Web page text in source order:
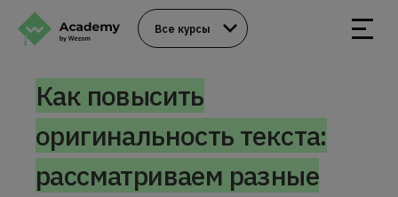
Все курсы
Как повысить
оригинальность текста:
рассматриваем разные